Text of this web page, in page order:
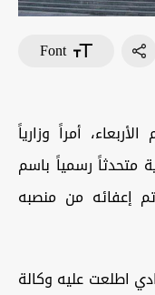
Font
أمراً وزارياً
متحدثاً رسمياً باسم
إعفائه من منصبه
اطلعت عليه وكالة